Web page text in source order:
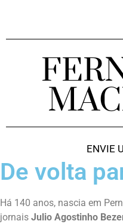
ENVIE
De volta
Há 140 anos, nascia em
jornais Julio Agostinho